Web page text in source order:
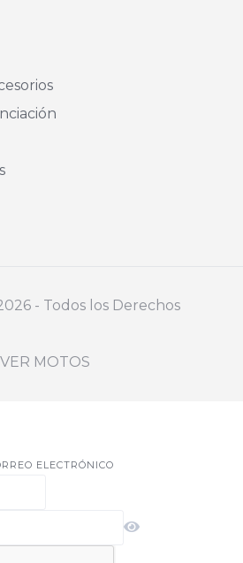
- Todos los Derechos
VER MOTOS
ELECTRÓNICO